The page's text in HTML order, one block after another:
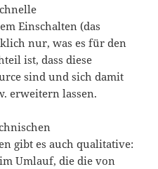
Einschalten (das
nur, was es für den
ist, dass diese
sind und sich damit
erweitern lassen.
gibt es auch qualitative:
Umlauf, die die von